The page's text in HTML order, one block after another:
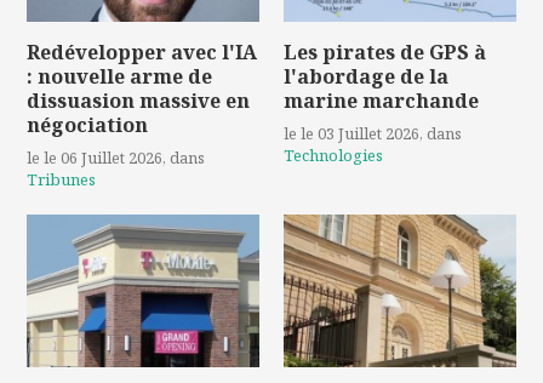
Redévelopper avec l'IA
: nouvelle arme de
dissuasion massive en
négociation
le le 06 Juillet 2026, dans
Tribunes
Les pirates de GPS à
l'abordage de la
marine marchande
le le 03 Juillet 2026, dans
Technologies